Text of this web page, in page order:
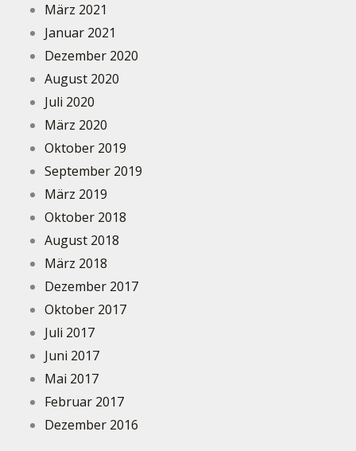
März 2021
Januar 2021
Dezember 2020
August 2020
Juli 2020
März 2020
Oktober 2019
September 2019
März 2019
Oktober 2018
August 2018
März 2018
Dezember 2017
Oktober 2017
Juli 2017
Juni 2017
Mai 2017
Februar 2017
Dezember 2016